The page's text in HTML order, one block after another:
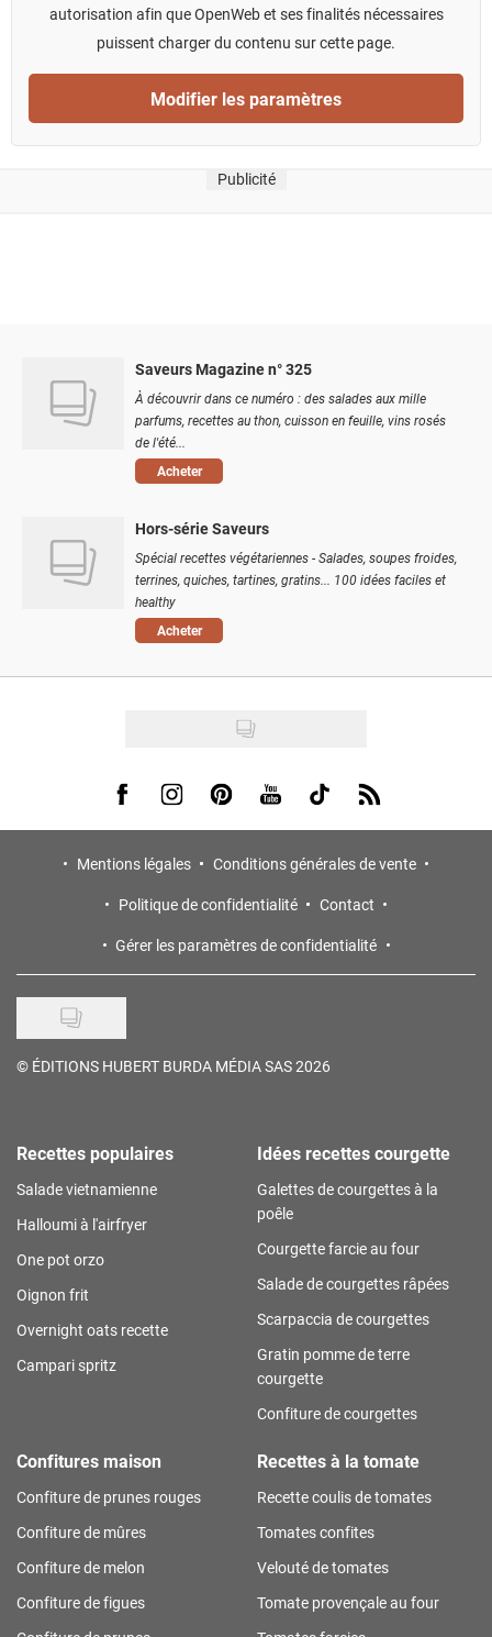
autorisation afin que OpenWeb et ses finalités nécessaires
puissent charger du contenu sur cette page.
Modifier les paramètres
Publicité
Saveurs Magazine n° 325
À découvrir dans ce numéro : des salades aux mille
parfums, recettes au thon, cuisson en feuille, vins rosés
de l'été...
Acheter
Hors-série Saveurs
Spécial recettes végétariennes - Salades, soupes froides,
terrines, quiches, tartines, gratins... 100 idées faciles et
healthy
Acheter
Visit us on Facebook
Visit us on Instagram
Visit us on Pinterest
Visit us on Youtube
Visit us on Tiktok
Visit us on Rss
Mentions légales
Conditions générales de vente
Politique de confidentialité
Contact
Gérer les paramètres de confidentialité
© ÉDITIONS HUBERT BURDA MÉDIA SAS 2026
Recettes populaires
Salade vietnamienne
Halloumi à l'airfryer
One pot orzo
Oignon frit
Overnight oats recette
Campari spritz
Idées recettes courgette
Galettes de courgettes à la
poêle
Courgette farcie au four
Salade de courgettes râpées
Scarpaccia de courgettes
Gratin pomme de terre
courgette
Confiture de courgettes
Confitures maison
Confiture de prunes rouges
Confiture de mûres
Confiture de melon
Confiture de figues
Recettes à la tomate
Recette coulis de tomates
Tomates confites
Velouté de tomates
Tomate provençale au four